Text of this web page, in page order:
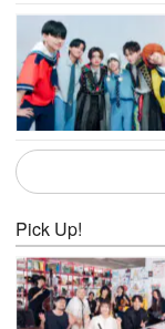
Pick Up!